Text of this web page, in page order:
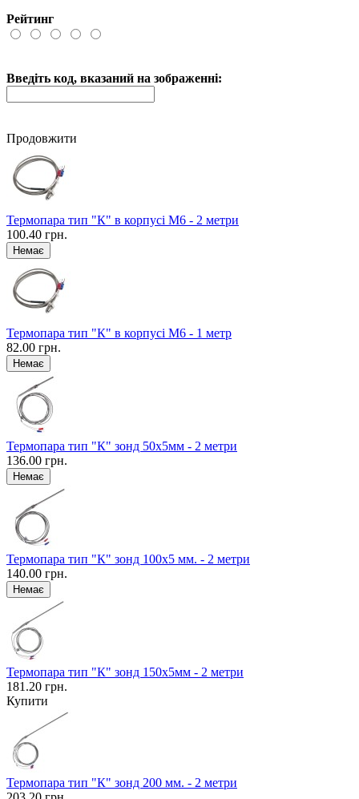
Рейтинг
Введіть код, вказаний на зображенні:
Продовжити
Термопара тип "К" в корпусі М6 - 2 метри
100.40 грн.
Термопара тип "К" в корпусі М6 - 1 метр
82.00 грн.
Термопара тип "К" зонд 50x5мм - 2 метри
136.00 грн.
Термопара тип "К" зонд 100x5 мм. - 2 метри
140.00 грн.
Термопара тип "К" зонд 150x5мм - 2 метри
181.20 грн.
Купити
Термопара тип "К" зонд 200 мм. - 2 метри